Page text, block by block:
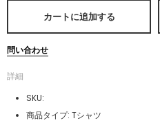
カートに追加する
問い合わせ
詳細
SKU:
商品タイプ: Tシャツ